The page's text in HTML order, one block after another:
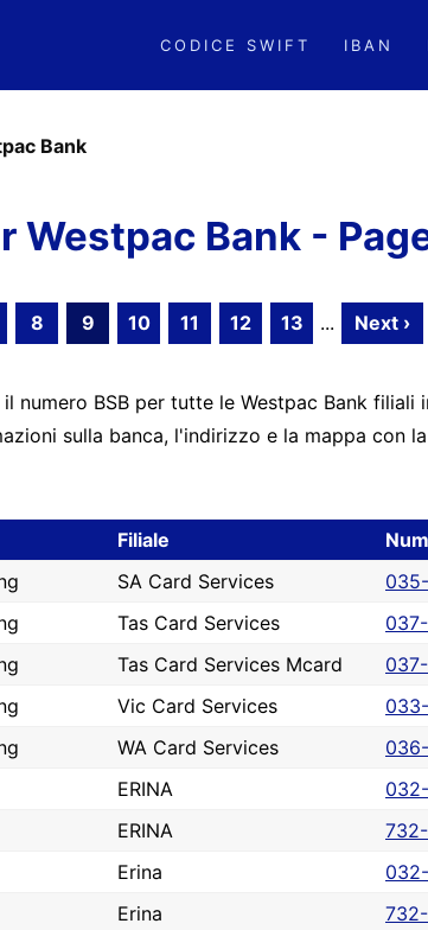
CODICE SWIFT IBAN
Bank
Westpac Bank -
8 9 10 11 12 13 ... Next ›
BSB per tutte le Westpac Bank filiali
sulla banca, l'indirizzo e la mappa con
Filiale
SA Card Services
Tas Card Services
Tas Card Services Mcard
Vic Card Services
WA Card Services
ERINA
ERINA
Erina
Erina